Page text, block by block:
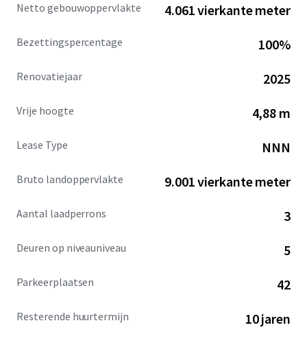
Netto gebouwoppervlakte 4.061 vierkante meter
Bezettingspercentage 100%
Renovatiejaar 2025
Vrije hoogte 4,88 m
Lease Type NNN
Bruto landoppervlakte 9.001 vierkante meter
Aantal laadperrons 3
Deuren op niveauniveau 5
Parkeerplaatsen 42
Resterende huurtermijn 10 jaren